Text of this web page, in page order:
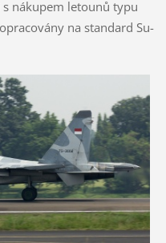
nákupem letounů typu
na standard Su-